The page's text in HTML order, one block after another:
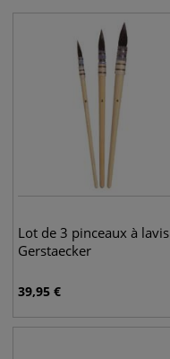
Lot de 3 pinceaux à lavis
Gerstaecker
39,95 €